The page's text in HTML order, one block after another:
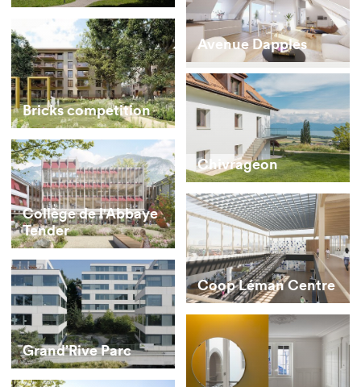
Avenue Dapples
Bricks competition
Chivrageon
Collège de l'Abbaye
Tender
Coop Léman Centre
Grand’Rive Parc